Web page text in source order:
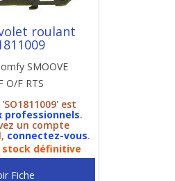
roulant
SMOOVE
O/F RTS
est
professionnels.
un compte
connectez-vous.
stock définitive
Fiche